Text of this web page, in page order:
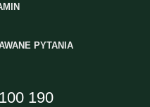
PYTANIA
190